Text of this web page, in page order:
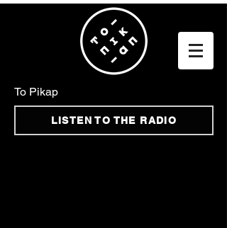
To Pikap
LISTEN TO THE RADIO